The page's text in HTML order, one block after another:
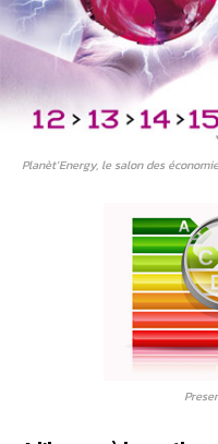
Planèt’Energy, le salon des